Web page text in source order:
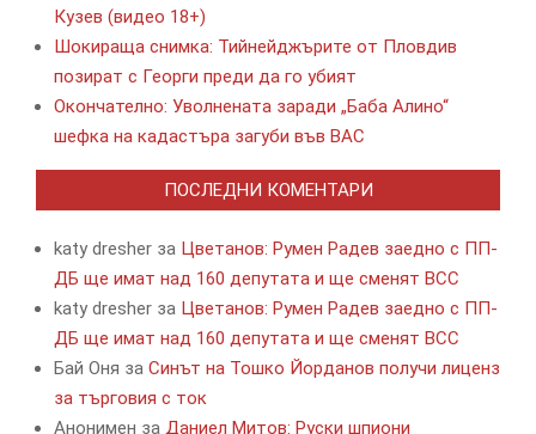
Кузев (видео 18+)
Шокираща снимка: Тийнейджърите от Пловдив
позират с Георги преди да го убият
Окончателно: Уволнената заради „Баба Алино“
шефка на кадастъра загуби във ВАС
ПОСЛЕДНИ КОМЕНТАРИ
katy dresher за Цветанов: Румен Радев заедно с ПП-
ДБ ще имат над 160 депутата и ще сменят ВСС
katy dresher за Цветанов: Румен Радев заедно с ПП-
ДБ ще имат над 160 депутата и ще сменят ВСС
Бай Оня за Синът на Тошко Йорданов получи лиценз
за търговия с ток
Анонимен за Даниел Митов: Руски шпиони